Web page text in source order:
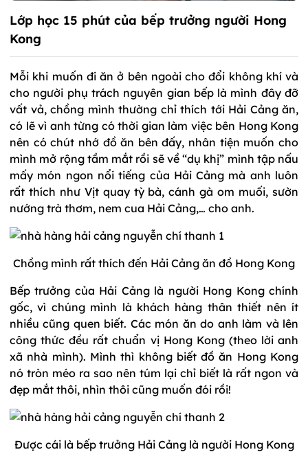
Lớp học 15 phút của bếp trưởng người Hong
Kong
Mỗi khi muốn đi ăn ở bên ngoài cho đổi không khí và
cho người phụ trách nguyên gian bếp là mình đây đỡ
vất vả, chồng mình thường chỉ thích tới Hải Cảng ăn,
có lẽ vì anh từng có thời gian làm việc bên Hong Kong
nên có chút nhớ đồ ăn bên đấy, nhân tiện muốn cho
mình mở rộng tầm mắt rồi sẽ về “dụ khị” mình tập nấu
mấy món ngon nổi tiếng của Hải Cảng mà anh luôn
rất thích như Vịt quay tỳ bà, cánh gà om muối, sườn
nướng trà thơm, nem cua Hải Cảng,… cho anh.
Chồng mình rất thích đến Hải Cảng ăn đồ Hong Kong
Bếp trưởng của Hải Cảng là người Hong Kong chính
gốc, vì chúng mình là khách hàng thân thiết nên ít
nhiều cũng quen biết. Các món ăn do anh làm và lên
công thức đều rất chuẩn vị Hong Kong (theo lời anh
xã nhà mình). Mình thì không biết đồ ăn Hong Kong
nó tròn méo ra sao nên túm lại chỉ biết là rất ngon và
đẹp mắt thôi, nhìn thôi cũng muốn đói rồi!
Được cái là bếp trưởng Hải Cảng là người Hong Kong